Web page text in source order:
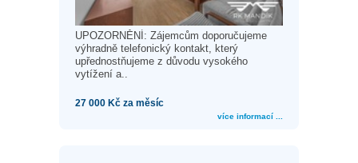
UPOZORNĚNÍ: Zájemcům doporučujeme
výhradně telefonický kontakt, který
upřednostňujeme z důvodu vysokého
vytížení a..
27 000 Kč za měsíc
více informací ...